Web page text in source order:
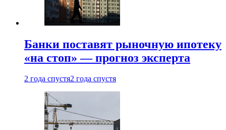
Банки поставят рыночную ипотеку
«на стоп» — прогноз эксперта
2 года спустя2 года спустя